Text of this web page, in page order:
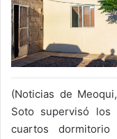
(Noticias de
Soto supervisó
cuartos